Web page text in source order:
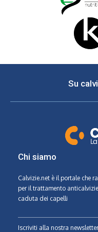
Su
Chi siamo
Calvizie.net è il portale che
per il trattamento
caduta dei capelli
Iscriviti alla nostra